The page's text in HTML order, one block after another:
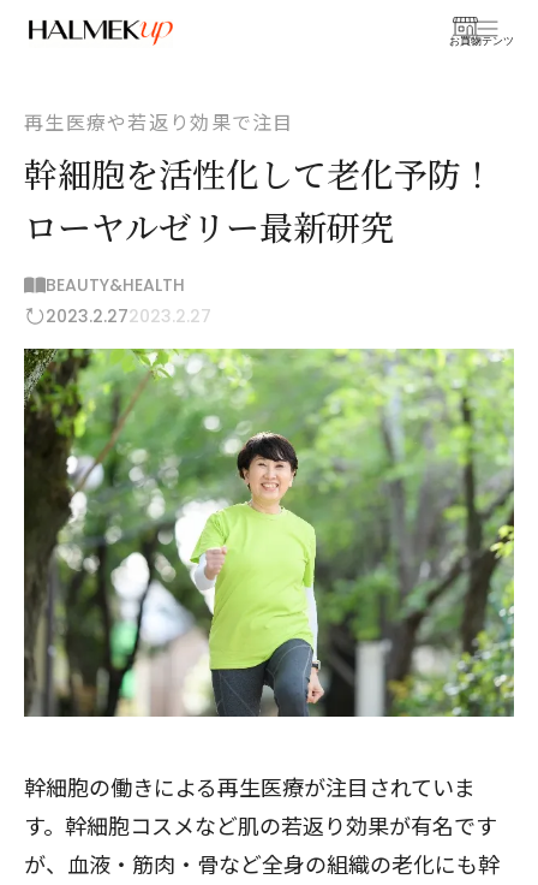
お買物
コンテンツ
再生医療や若返り効果で注目
幹細胞を活性化して老化予防！
ローヤルゼリー最新研究
BEAUTY&HEALTH
2023.2.272023.2.27
幹細胞の働きによる再生医療が注目されていま
す。幹細胞コスメなど肌の若返り効果が有名です
が、血液・筋肉・骨など全身の組織の老化にも幹